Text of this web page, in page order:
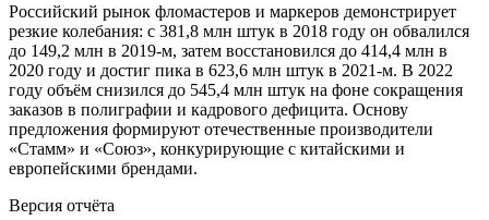
Российский рынок фломастеров и маркеров демонстрирует
резкие колебания: с 381,8 млн штук в 2018 году он обвалился
до 149,2 млн в 2019-м, затем восстановился до 414,4 млн в
2020 году и достиг пика в 623,6 млн штук в 2021-м. В 2022
году объём снизился до 545,4 млн штук на фоне сокращения
заказов в полиграфии и кадрового дефицита. Основу
предложения формируют отечественные производители
«Стамм» и «Союз», конкурирующие с китайскими и
европейскими брендами.
Версия отчёта